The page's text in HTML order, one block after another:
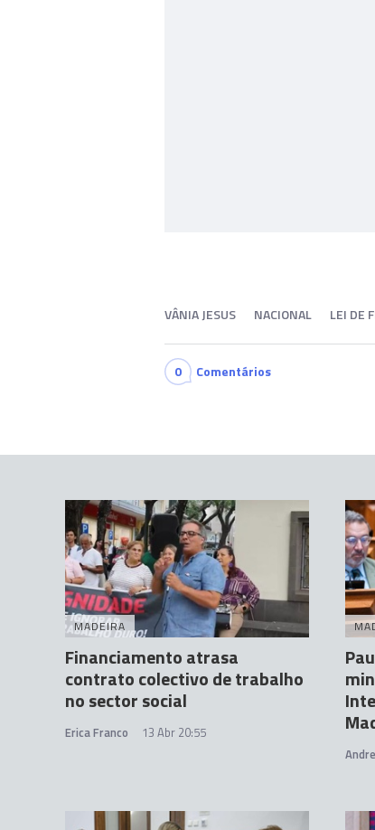
VÂNIA JESUS NACIONAL LEI DE
0 Comentários
MADEIRA
Financiamento atrasa
contrato colectivo de trabalho
no sector social
Erica Franco 13 Abr 20:55